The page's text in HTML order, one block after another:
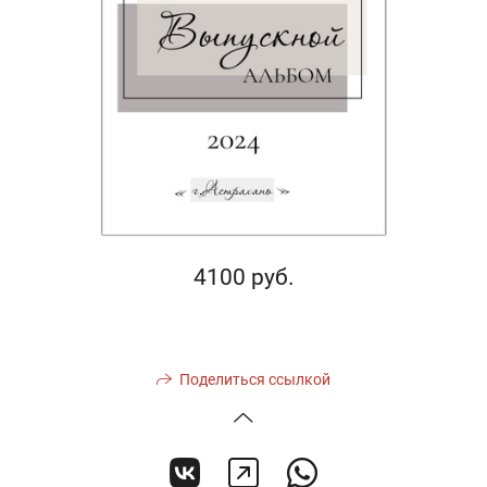
4100 руб.
Поделиться ссылкой